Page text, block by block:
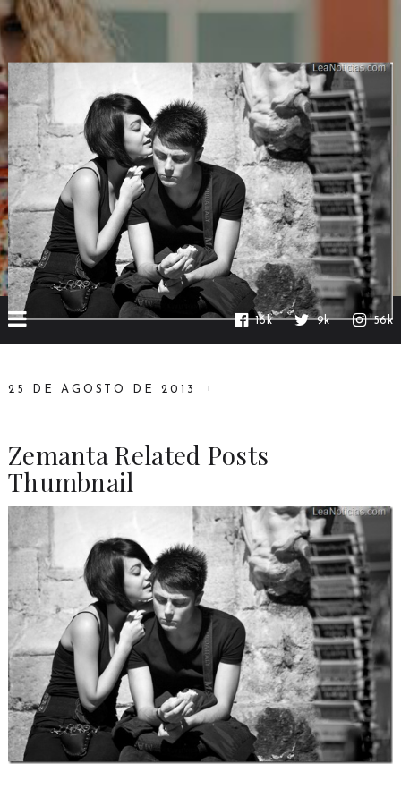
16k 9k 56k
25 DE AGOSTO DE 2013
Zemanta Related Posts
Thumbnail